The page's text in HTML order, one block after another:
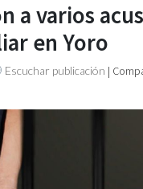
a varios
en Yoro
Escuchar publicación |